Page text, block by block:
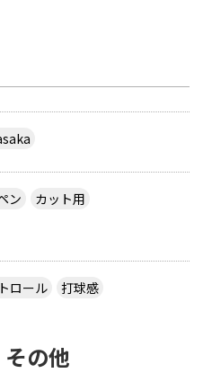
ン
カット用
ロール 打球感
の他